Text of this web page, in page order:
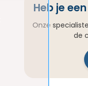
Heb je
Onze
de